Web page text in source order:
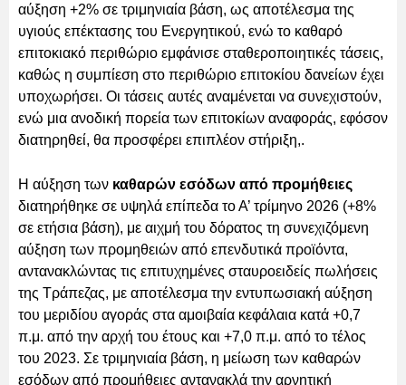
αύξηση +2% σε τριμηνιαία βάση, ως αποτέλεσμα της
υγιούς επέκτασης του Ενεργητικού, ενώ το καθαρό
επιτοκιακό περιθώριο εμφάνισε σταθεροποιητικές τάσεις,
καθώς η συμπίεση στο περιθώριο επιτοκίου δανείων έχει
υποχωρήσει. Οι τάσεις αυτές αναμένεται να συνεχιστούν,
ενώ μια ανοδική πορεία των επιτοκίων αναφοράς, εφόσον
διατηρηθεί, θα προσφέρει επιπλέον στήριξη,.
Η αύξηση των καθαρών εσόδων από προμήθειες
διατηρήθηκε σε υψηλά επίπεδα το Α’ τρίμηνο 2026 (+8%
σε ετήσια βάση), με αιχμή του δόρατος τη συνεχιζόμενη
αύξηση των προμηθειών από επενδυτικά προϊόντα,
αντανακλώντας τις επιτυχημένες σταυροειδείς πωλήσεις
της Τράπεζας, με αποτέλεσμα την εντυπωσιακή αύξηση
του μεριδίου αγοράς στα αμοιβαία κεφάλαια κατά +0,7
π.μ. από την αρχή του έτους και +7,0 π.μ. από το τέλος
του 2023. Σε τριμηνιαία βάση, η μείωση των καθαρών
εσόδων από προμήθειες αντανακλά την αρνητική